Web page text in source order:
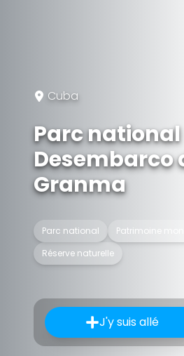
Cuba
Parc national
Desembarco
Granma
Parc national
Patrimoine
Réserve naturelle
J'y suis allé